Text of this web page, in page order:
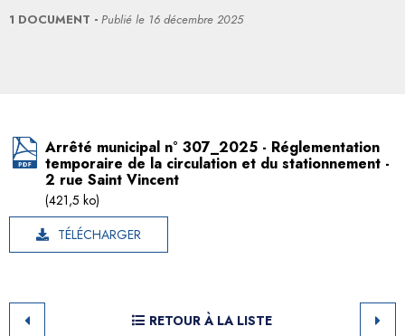
1 DOCUMENT Publié le 16 décembre 2025
Arrêté municipal n° 307_2025 - Réglementation
temporaire de la circulation et du stationnement -
2 rue Saint Vincent
(421,5 ko)
TÉLÉCHARGER
RETOUR À LA LISTE